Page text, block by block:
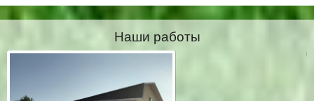
Наши работы